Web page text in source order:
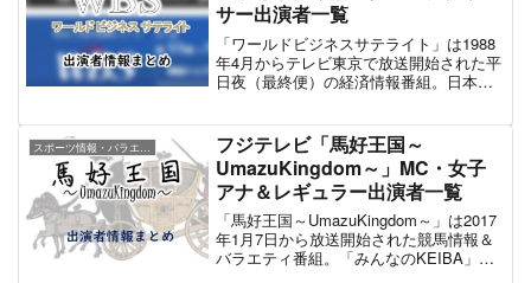
サー出演者一覧
「ワールドビジネスサテライト」は1988
年4月からテレビ東京で放送開始された平
日夜（最終便）の経済情報番組。日本経
送時間もそれほど大きく変動しておら
ず、安定した人気を誇っている。現在の
メインキャスターは元アナウンサーで現
報道局に所属する大江麻理子。歴代のメ
インキャスターを振り返っても女性がキ
ャスターに就任するケースが圧倒的に多
く、初代キャスターは現・東京都知事の
小池百合子（当時の名義は「小池ユリ
スポーツ情報・バラエティ番組
フジテレビ「馬好王国～
UmazuKingdom～」MC・女子
アナ＆レギュラー出演者一覧
「馬好王国～UmazuKingdom～」は2017
年1月7日から放送開始された競馬情報＆
バラエティ番組。「みんなのKEIBA」